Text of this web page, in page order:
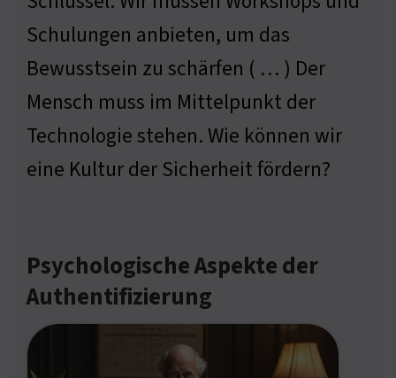
Schulungen anbieten, um das
Bewusstsein zu schärfen ( … ) Der
Mensch muss im Mittelpunkt der
Technologie stehen. Wie können wir
eine Kultur der Sicherheit fördern?
Psychologische Aspekte der
Authentifizierung